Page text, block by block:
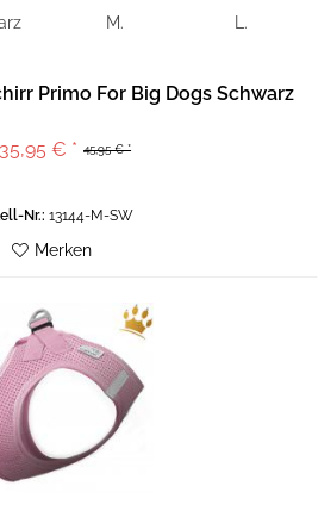
M. L.
Primo For Big Dogs Schwarz
45,95 € *
€ *
Nr.: 13144-M-SW
Merken